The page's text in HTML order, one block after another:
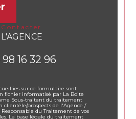
contacter
L'AGENCE
16 32 96
sur ce formulaire sont
fichier informatisé par La Boite
Sous-traitant du traitement
clientèle/prospects de l'Agence /
du Traitement de vos
La base légale du traitement